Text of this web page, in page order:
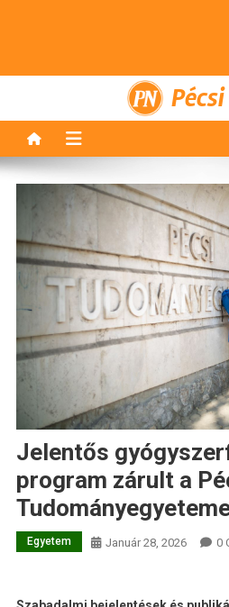
Jelentős
program zárult a
Egyetem Január 28, 2026 0